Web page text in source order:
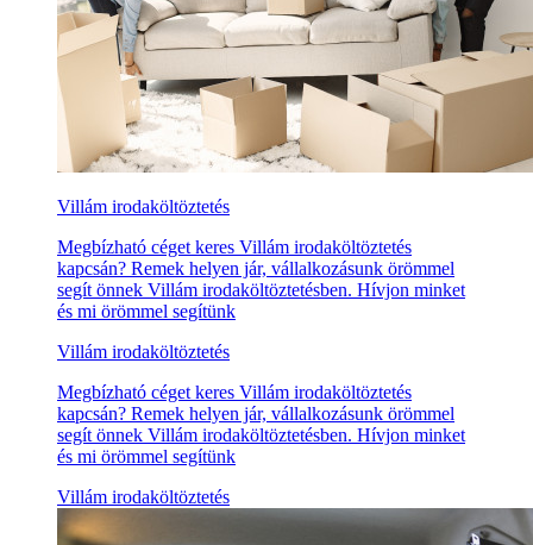
Villám irodaköltöztetés
Megbízható céget keres Villám irodaköltöztetés
kapcsán? Remek helyen jár, vállalkozásunk örömmel
segít önnek Villám irodaköltöztetésben. Hívjon minket
és mi örömmel segítünk
Villám irodaköltöztetés
Megbízható céget keres Villám irodaköltöztetés
kapcsán? Remek helyen jár, vállalkozásunk örömmel
segít önnek Villám irodaköltöztetésben. Hívjon minket
és mi örömmel segítünk
Villám irodaköltöztetés